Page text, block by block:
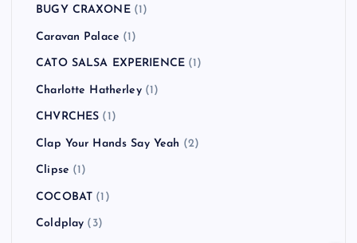
BUGY CRAXONE(1)
Caravan Palace (1)
CATO SALSA EXPERIENCE (1)
Charlotte Hatherley(1)
CHVRCHES (1)
Clap Your Hands Say Yeah (2)
Clipse (1)
COCOBAT (1)
Coldplay (3)